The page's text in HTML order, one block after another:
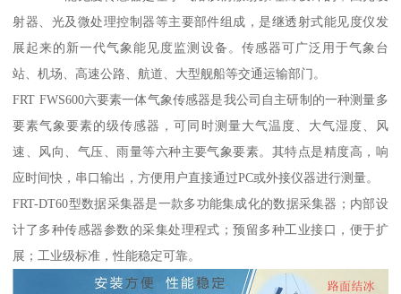
射器、光及微处理控制器等主要部件组成，是继透射式能见度仪发
展起来的新一代气象能见度监测设备。传感器可广泛用于气象台
站、机场、高速公路、航道、大型舰船等交通运输部门。
FRT FWS600六要素一体气象传感器是我公司自主研制的一种测量多
要素气象要素的级传感器，可同时测量大气温度、大气湿度、风
速、风向、气压、雨量等六种主要气象要素。其特点是精度高，响
应时间快，串口输出，方便用户直接通过PC或外接仪器进行测量。
FRT-DT60型数据采集器是一款多功能集成化的数据采集器；内部设
计了多种传感器参数的采集处理程式；预留多种工业接口，便于扩
展；工业级标准，性能稳定可靠。